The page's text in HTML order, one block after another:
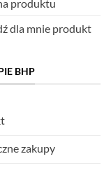
produktu
dla mnie produkt
BHP
zakupy